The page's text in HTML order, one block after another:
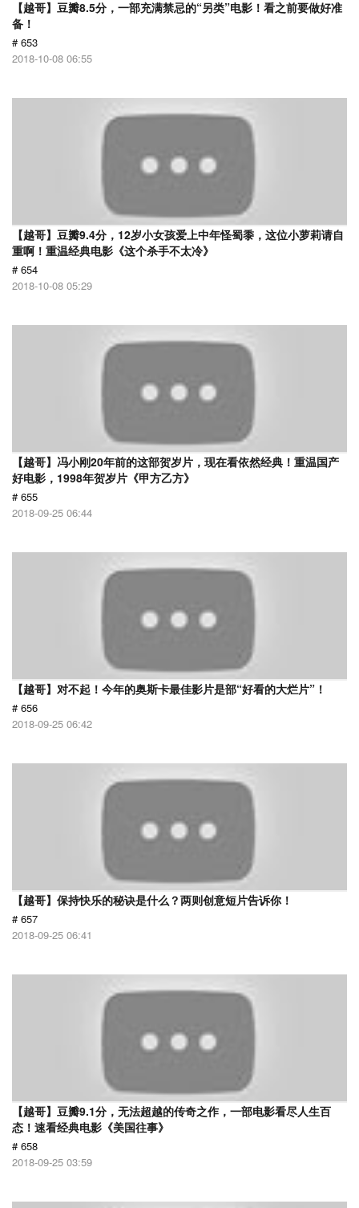
【越哥】豆瓣8.5分，一部充满禁忌的“另类”电影！看之前要做好准
备！
# 653
2018-10-08 06:55
【越哥】豆瓣9.4分，12岁小女孩爱上中年怪蜀黍，这位小萝莉请自
重啊！重温经典电影《这个杀手不太冷》
# 654
2018-10-08 05:29
【越哥】冯小刚20年前的这部贺岁片，现在看依然经典！重温国产
好电影，1998年贺岁片《甲方乙方》
# 655
2018-09-25 06:44
【越哥】对不起！今年的奥斯卡最佳影片是部“好看的大烂片”！
# 656
2018-09-25 06:42
【越哥】保持快乐的秘诀是什么？两则创意短片告诉你！
# 657
2018-09-25 06:41
【越哥】豆瓣9.1分，无法超越的传奇之作，一部电影看尽人生百
态！速看经典电影《美国往事》
# 658
2018-09-25 03:59